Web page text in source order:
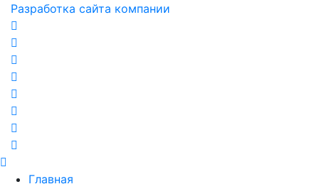
Разработка сайта компании
Главная